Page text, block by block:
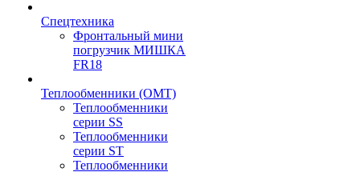
Спецтехника
Фронтальный мини
погрузчик МИШКА
FR18
Теплообменники (OMT)
Теплообменники
серии SS
Теплообменники
серии ST
Теплообменники